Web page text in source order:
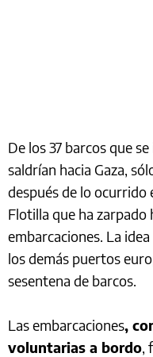
De los 37 barcos que
saldrían hacia Gaza,
después de lo ocurrido
Flotilla que ha zarpado
embarcaciones. La
los demás puertos
sesentena de barcos.
Las embarcaciones,
voluntarias a bordo,